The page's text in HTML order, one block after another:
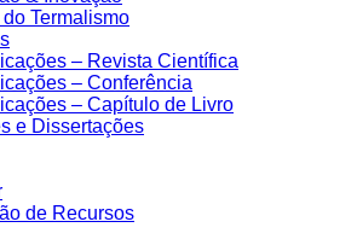
Termalismo
– Revista Científica
– Conferência
– Capítulo de Livro
e Dissertações
de Recursos